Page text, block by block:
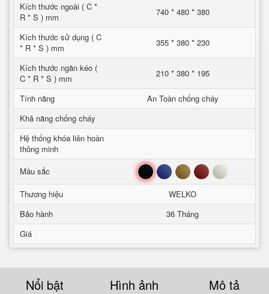
Kích thước ngoài ( C *
R * S ) mm
740 * 480 * 380
Kích thước sử dụng ( C
* R * S ) mm
355 * 380 * 230
Kích thước ngăn kéo (
C * R * S ) mm
210 * 380 * 195
Tính năng
An Toàn chống cháy
Khả năng chống cháy
Hệ thống khóa liên hoàn
thông minh
Mầu sắc
Đen Xanh Nâu Đỏ Trắng
Thương hiệu
WELKO
Bảo hành
36 Tháng
Giá
Nổi bật Hình ảnh Mô tả